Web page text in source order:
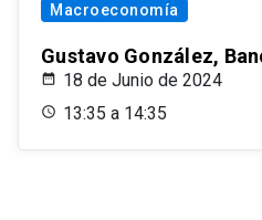
Macroeconomía
Gustavo González,
18 de Junio de 2024
13:35 a 14:35